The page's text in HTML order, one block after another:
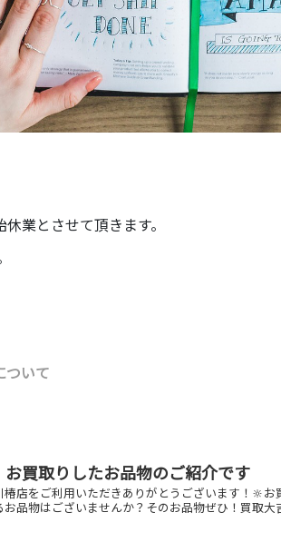
業とさせて頂きます。
ついて
お買取りしたお品物のご紹介です
椿店をご利用いただきありがとうございます！🔆
品物はございませんか？そのお品物ぜひ！買取大